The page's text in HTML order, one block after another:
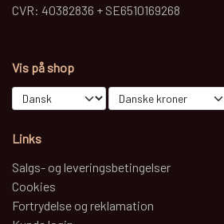
CVR: 40382836 + SE6510169268
Vis på shop
Links
Salgs- og leveringsbetingelser
Cookies
Fortrydelse og reklamation